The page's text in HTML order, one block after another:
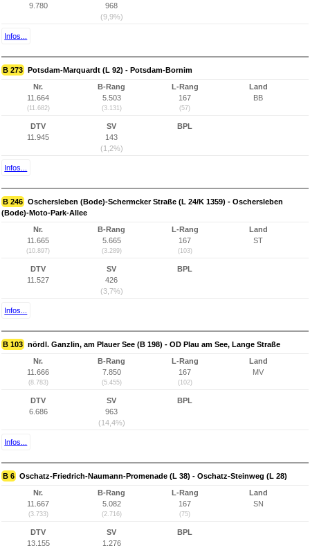
9.780
968
(9,9%)
Infos...
B 273 Potsdam-Marquardt (L 92) - Potsdam-Bornim
Nr.
11.664
(11.682)
B-Rang
5.503
(3.131)
L-Rang
167
(57)
Land
BB
DTV
11.945
SV
143
(1,2%)
BPL
Infos...
B 246 Oschersleben (Bode)-Schermcker Straße (L 24/K 1359) - Oschersleben
(Bode)-Moto-Park-Allee
Nr.
11.665
(10.897)
B-Rang
5.665
(3.289)
L-Rang
167
(103)
Land
ST
DTV
11.527
SV
426
(3,7%)
BPL
Infos...
B 103 nördl. Ganzlin, am Plauer See (B 198) - OD Plau am See, Lange Straße
Nr.
11.666
(8.783)
B-Rang
7.850
(5.455)
L-Rang
167
(102)
Land
MV
DTV
6.686
SV
963
(14,4%)
BPL
Infos...
B 6 Oschatz-Friedrich-Naumann-Promenade (L 38) - Oschatz-Steinweg (L 28)
Nr.
11.667
(3.733)
B-Rang
5.082
(2.716)
L-Rang
167
(75)
Land
SN
DTV
13.155
SV
1.276
BPL